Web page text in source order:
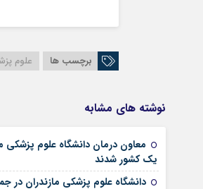
برچسب ها علوم
نوشته های مشابه
یک کشور شدند
دانشگاه علوم پزشکی مازندران در جمع ۱۰ دانشگاه اول کشور در زمینه اجرای برنامه